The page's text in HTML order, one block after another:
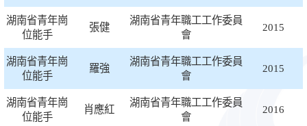
湖南省青年崗
位能手
張健
湖南省青年職工工作委員
會
2015
湖南省青年崗
位能手
羅強
湖南省青年職工工作委員
會
2015
湖南省青年崗
位能手
肖應紅
湖南省青年職工工作委員
會
2016